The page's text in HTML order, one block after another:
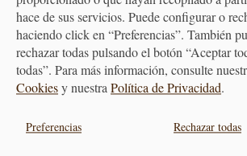
Botijo Tradicional
Tupper -
hace de sus servicios. Puede configurar o
haciendo click en “Preferencias”. También
rechazar todas pulsando el botón “Aceptar
todas”. Para más información, consulte
Cookiesy nuestraPolítica de Privacidad.
Preferencias Rechazar todas